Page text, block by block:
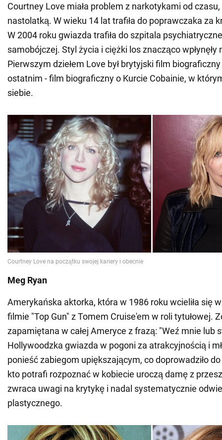
Courtney Love miała problem z narkotykami od czasu,
nastolatką. W wieku 14 lat trafiła do poprawczaka za
W 2004 roku gwiazda trafiła do szpitala
samobójczej. Styl życia i ciężki los znacząco
Pierwszym dziełem Love był brytyjski film
ostatnim - film biograficzny o Kurcie Cobainie, w
siebie.
Meg Ryan
Amerykańska aktorka, która w 1986 roku wcieliła się
filmie "Top Gun" z Tomem Cruise'em w roli tytułowej.
zapamiętana w całej Ameryce z frazą: "Weź mnie lub
Hollywoodzka gwiazda w pogoni za atrakcyjnością i
ponieść zabiegom upiększającym, co doprowadziło do
kto potrafi rozpoznać w kobiecie uroczą damę z
zwraca uwagi na krytykę i nadal systematycznie
plastycznego.